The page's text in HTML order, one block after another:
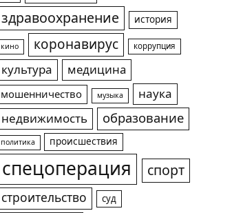
здравоохранение история
кино коронавирус коррупция
культура медицина
мошенничество музыка
наука
недвижимость
образование
политика происшествия
спецоперация спорт
строительство суд